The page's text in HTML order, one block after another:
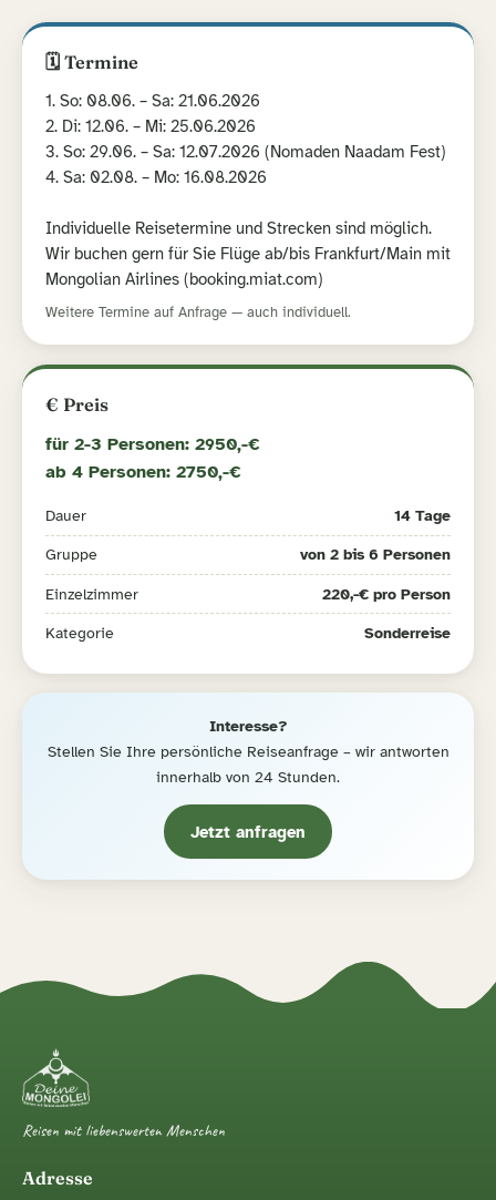
🗓 Termine
1. So: 08.06. – Sa: 21.06.2026
2. Di: 12.06. – Mi: 25.06.2026
3. So: 29.06. – Sa: 12.07.2026 (Nomaden Naadam Fest)
4. Sa: 02.08. – Mo: 16.08.2026
Individuelle Reisetermine und Strecken sind möglich.
Wir buchen gern für Sie Flüge ab/bis Frankfurt/Main mit
Mongolian Airlines (booking.miat.com)
Weitere Termine auf Anfrage — auch individuell.
€ Preis
für 2-3 Personen: 2950,-€
ab 4 Personen: 2750,-€
Dauer
14 Tage
Gruppe
von 2 bis 6 Personen
Einzelzimmer
220,-€ pro Person
Kategorie
Sonderreise
Interesse?
Stellen Sie Ihre persönliche Reiseanfrage – wir antworten
innerhalb von 24 Stunden.
Jetzt anfragen
Reisen mit liebenswerten Menschen
Adresse